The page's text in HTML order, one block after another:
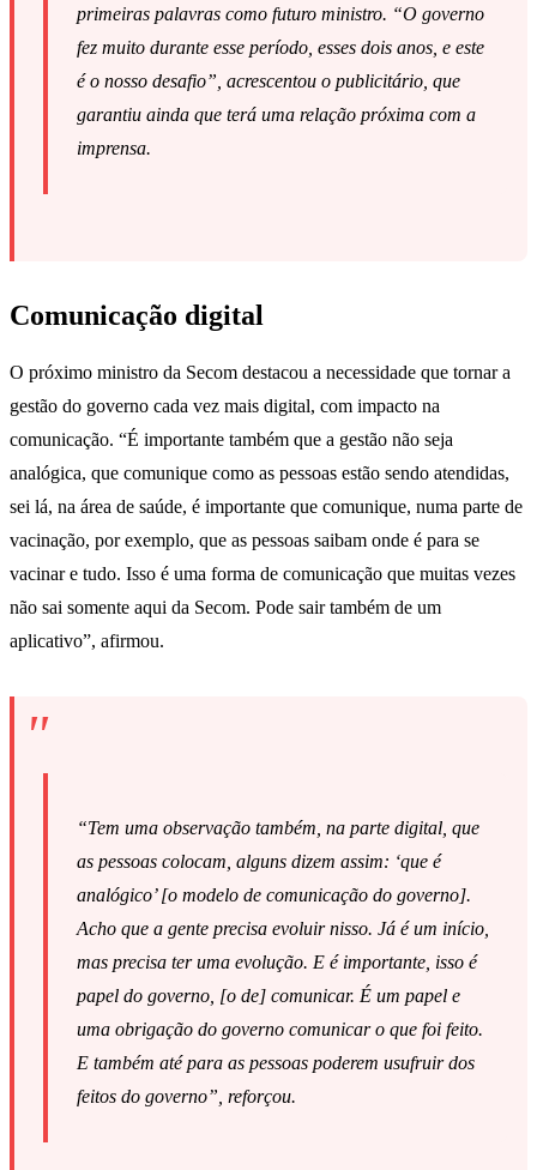
primeiras palavras como futuro ministro. “O governo
fez muito durante esse período, esses dois anos, e este
é o nosso desafio”, acrescentou o publicitário, que
garantiu ainda que terá uma relação próxima com a
imprensa.
Comunicação digital
O próximo ministro da Secom destacou a necessidade que tornar a
gestão do governo cada vez mais digital, com impacto na
comunicação. “É importante também que a gestão não seja
analógica, que comunique como as pessoas estão sendo atendidas,
sei lá, na área de saúde, é importante que comunique, numa parte de
vacinação, por exemplo, que as pessoas saibam onde é para se
vacinar e tudo. Isso é uma forma de comunicação que muitas vezes
não sai somente aqui da Secom. Pode sair também de um
aplicativo”, afirmou.
“Tem uma observação também, na parte digital, que
as pessoas colocam, alguns dizem assim: ‘que é
analógico’ [o modelo de comunicação do governo].
Acho que a gente precisa evoluir nisso. Já é um início,
mas precisa ter uma evolução. E é importante, isso é
papel do governo, [o de] comunicar. É um papel e
uma obrigação do governo comunicar o que foi feito.
E também até para as pessoas poderem usufruir dos
feitos do governo”, reforçou.